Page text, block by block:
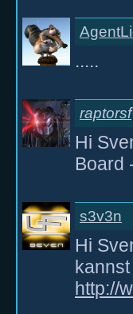
.....
raptorsf
Hi
Board
s3v3n
Hi
http://